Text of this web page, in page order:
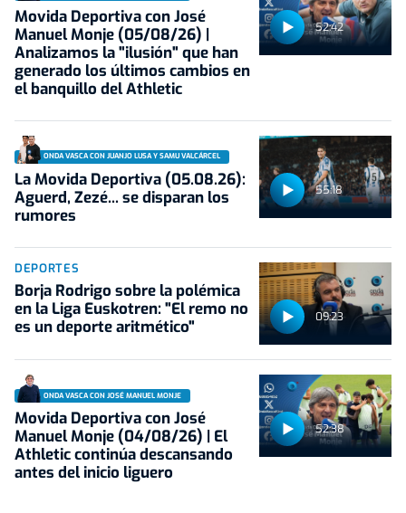
52:42
Movida Deportiva con José
Manuel Monje (05/08/26) |
Analizamos la "ilusión" que han
generado los últimos cambios en
el banquillo del Athletic
55:18
ONDA VASCA CON JUANJO LUSA Y SAMU VALCÁRCEL
La Movida Deportiva (05.08.26):
Aguerd, Zezé... se disparan los
rumores
09:23
DEPORTES
Borja Rodrigo sobre la polémica
en la Liga Euskotren: "El remo no
es un deporte aritmético"
52:38
ONDA VASCA CON JOSÉ MANUEL MONJE
Movida Deportiva con José
Manuel Monje (04/08/26) | El
Athletic continúa descansando
antes del inicio liguero